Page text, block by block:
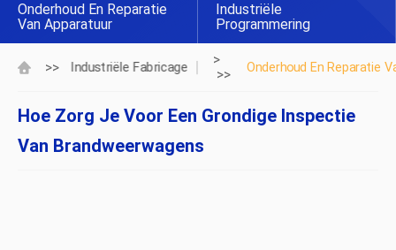
Onderhoud En Reparatie
Van Apparatuur
Industriële
Programmering
>> Industriële Fabricage
>
>>
Onderhoud En Reparatie
Hoe Zorg Je Voor Een Grondige Inspectie
Van Brandweerwagens